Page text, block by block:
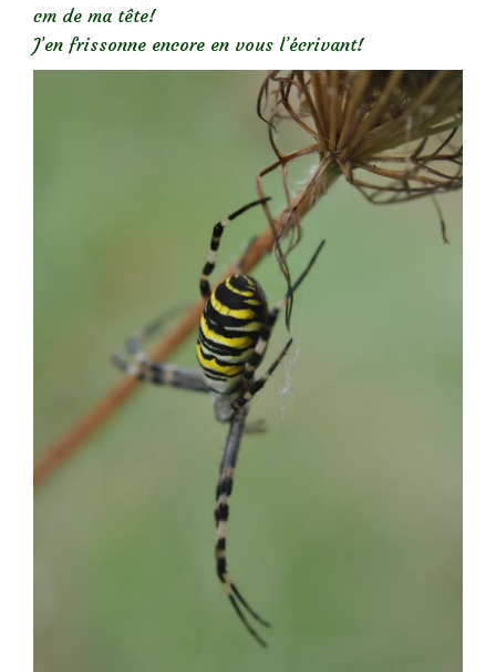
cm de ma tête!
J’en frissonne encore en vous l’écrivant!